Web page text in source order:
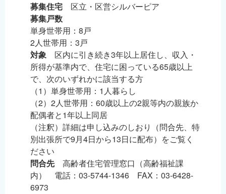
募集住宅 区立・区営シルバーピア
募集戸数
単身世帯用：8戸
2人世帯用：3戸
対象 区内に引き続き3年以上居住し、収入・
所得が基準内で、住宅に困っている65歳以上
で、次のいずれかに該当する方
（1）単身世帯用：1人暮らし
（2）2人世帯用：60歳以上の2親等内の親族か
配偶者と1年以上同居
（注釈）詳細は申し込みのしおり（問合先、特
別出張所で9月4日から13日に配布）をご覧く
ださい
問合先高齢者住宅管理窓口（高齢福祉課
内） 電話：03-5744-1346 FAX：03-6428-
6973